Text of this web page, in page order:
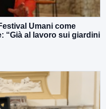
Umani come
“Già al lavoro sui giardini